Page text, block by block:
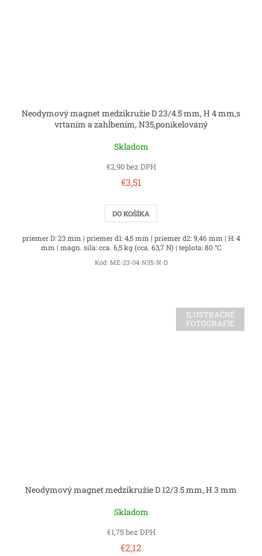
Neodymový magnet medzikružie D 23/4.5 mm, H 4 mm,s
vrtaním a zahĺbením, N35,ponikelovaný
Skladom
€2,90 bez DPH
€3,51
DO KOŠÍKA
priemer D: 23 mm | priemer d1: 4,5 mm | priemer d2: 9,46 mm | H: 4
mm | magn. sila: cca. 6,5 kg (cca. 63,7 N) | teplota: 80 °C
Kód: ME-23-04-N35-N-D
ILUSTRAČNÉ
FOTOGRAFIE
Neodymový magnet medzikružie D 12/3.5 mm, H 3 mm
Skladom
€1,75 bez DPH
€2,12